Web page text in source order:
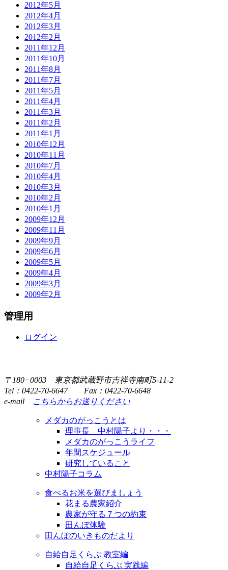
2012年5月
2012年4月
2012年3月
2012年2月
2011年12月
2011年10月
2011年8月
2011年7月
2011年5月
2011年4月
2011年3月
2011年2月
2011年1月
2010年12月
2010年11月
2010年7月
2010年4月
2010年3月
2010年2月
2010年1月
2009年12月
2009年11月
2009年9月
2009年6月
2009年5月
2009年4月
2009年3月
2009年2月
管理用
ログイン
〒180−0003 東京都武蔵野市吉祥寺南町5-11-2
Tel：0422-70-6647 Fax：0422-70-6648
e-mail
こちらからお送りください
メダカのがっこうとは
理事長 中村陽子より・・・
メダカのがっこうライフ
年間スケジュール
研究していること
中村陽子コラム
食べるお米を選びましょう
花まる農家紹介
農家が守る７つの約束
田んぼ体験
田んぼのいきものだより
自給自足くらぶ 教室編
自給自足くらぶ 実践編